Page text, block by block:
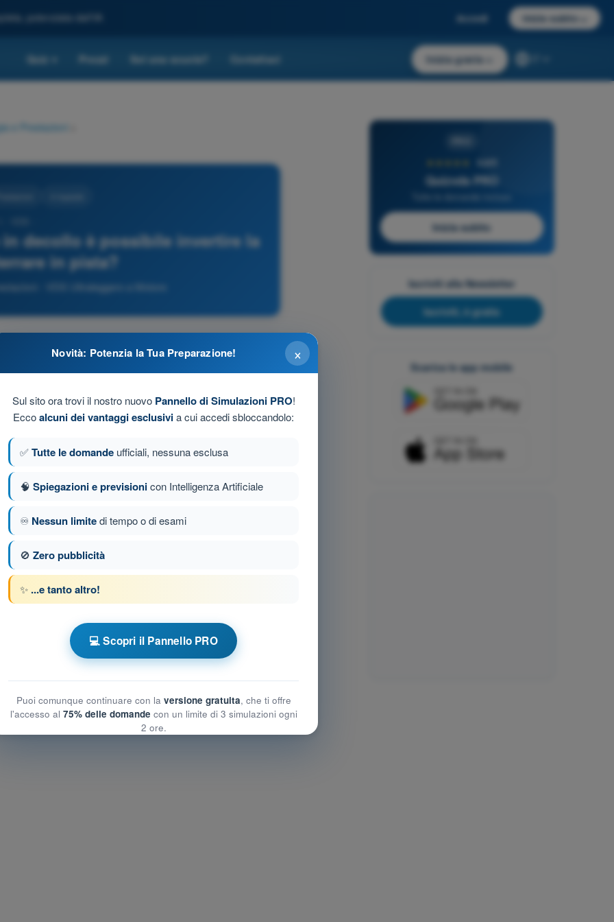
potenziata dall'IA Accedi Inizia subito
Quiz Prezzi Sei una scuola? Contattaci Inizia gratis
e Prestazioni
decollo è possibile invertire la
in pista?
- VDS Ultraleggero a Motore
da poter sfruttare l'inerzia dell'ultraleggero.
con piena potenza. Inoltre per rientrare occorre fare
impossibile, salvo che con velivoli altamente
raggiunta.
salita con piena potenza. Inoltre per rientrare. basta
dell'ultraleggero
Domanda successiva
tempo VDS Ultraleggero a Motore
4,6/5
Quizvds PRO
Inizia subito
Iscriviti alla Newsletter
Iscriviti, è gratis
Scarica le app mobile
×
Novità: Potenzia la Tua Preparazione!
Sul sito ora trovi il nostro nuovo Pannello di Simulazioni PRO!
Eccoalcuni dei vantaggi esclusivia cui accedi sbloccandolo:
✅Tutte le domande ufficiali, nessuna esclusa
🧠 Spiegazioni e previsionicon Intelligenza Artificiale
♾️ Nessun limitedi tempo o di esami
🚫 Zero pubblicità
✨ ...e tanto altro!
💻 Scopri il Pannello PRO
Puoi comunque continuare con la versione gratuita, che ti offre
l'accesso al 75% delle domande con un limite di 3 simulazioni ogni
2 ore.